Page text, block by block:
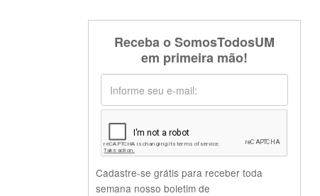
Receba o SomosTodosUM
em primeira mão!
Cadastre-se grátis para receber toda
semana nosso boletim de